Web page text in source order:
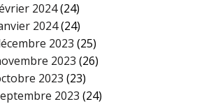
2024(24)
2024(24)
2023 (25)
2023 (26)
2023 (23)
2023 (24)